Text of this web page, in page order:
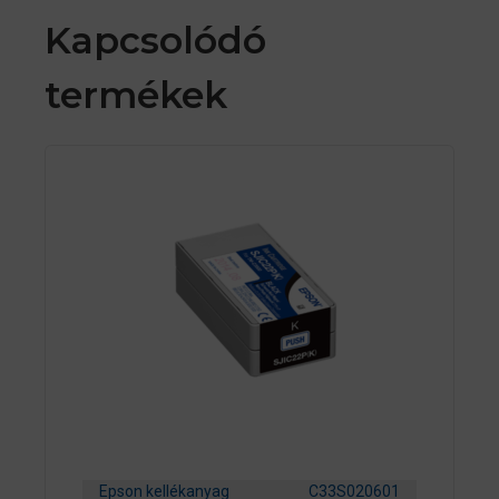
Kapcsolódó
termékek
Epson kellékanyag C33S020601